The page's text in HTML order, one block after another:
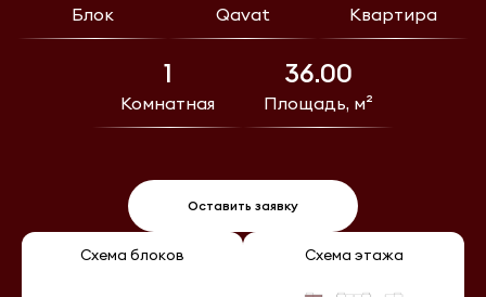
Блок Qavat Квартира
1
Комнатная
36.00
Площадь, м²
Оставить заявку
Схема блоков Схема этажа